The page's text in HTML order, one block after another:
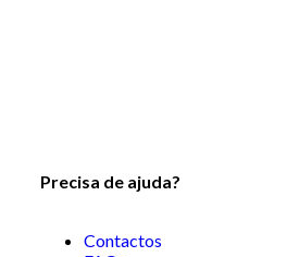
Precisa de ajuda?
Contactos